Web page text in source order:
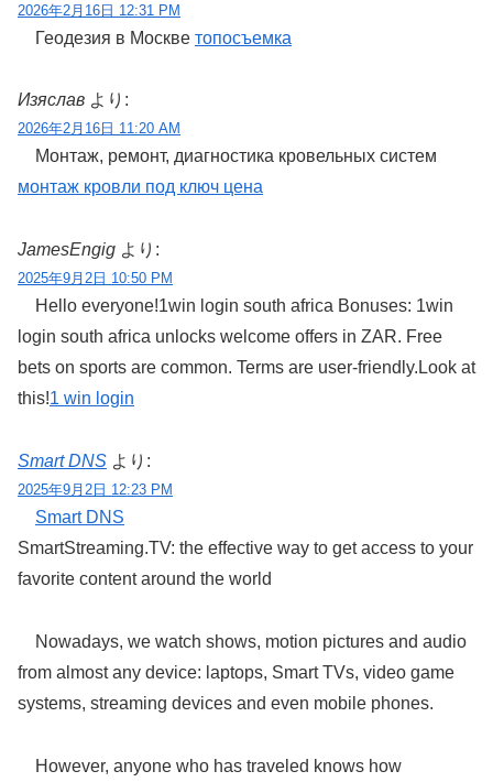
2026年2月16日 12:31 PM
Геодезия в Москве топосъемка
Изяслав より:
2026年2月16日 11:20 AM
Монтаж, ремонт, диагностика кровельных систем
монтаж кровли под ключ цена
JamesEngig より:
2025年9月2日 10:50 PM
Hello everyone!1win login south africa Bonuses: 1win
login south africa unlocks welcome offers in ZAR. Free
bets on sports are common. Terms are user-friendly.Look at
this!1 win login
Smart DNS より:
2025年9月2日 12:23 PM
Smart DNS
SmartStreaming.TV: the effective way to get access to your
favorite content around the world
Nowadays, we watch shows, motion pictures and audio
from almost any device: laptops, Smart TVs, video game
systems, streaming devices and even mobile phones.
However, anyone who has traveled knows how